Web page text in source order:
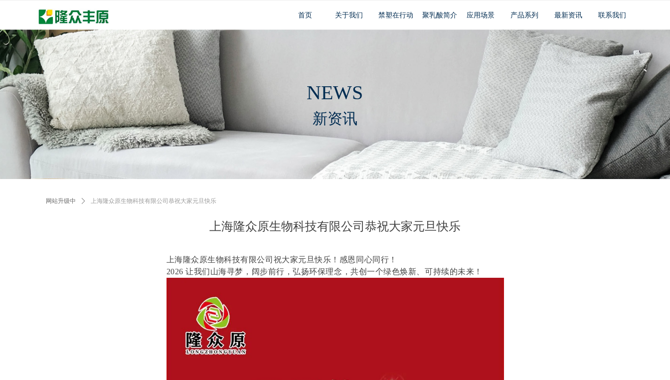
首页 关于我们 禁塑在行动 聚乳酸简介 应用场景 产品系列 最新资讯 联系我们
上海隆众原生物科技有限公司恭祝大家元旦快乐
上海隆众原生物科技有限公司祝大家元旦快乐！感恩同心同行！
2026 让我们山海寻梦，阔步前行，弘扬环保理念，共创一个绿色焕新、可持续的未来！
网站升级中 ꄲ 上海隆众原生物科技有限公司恭祝大家元旦快乐
NEWS
新资讯